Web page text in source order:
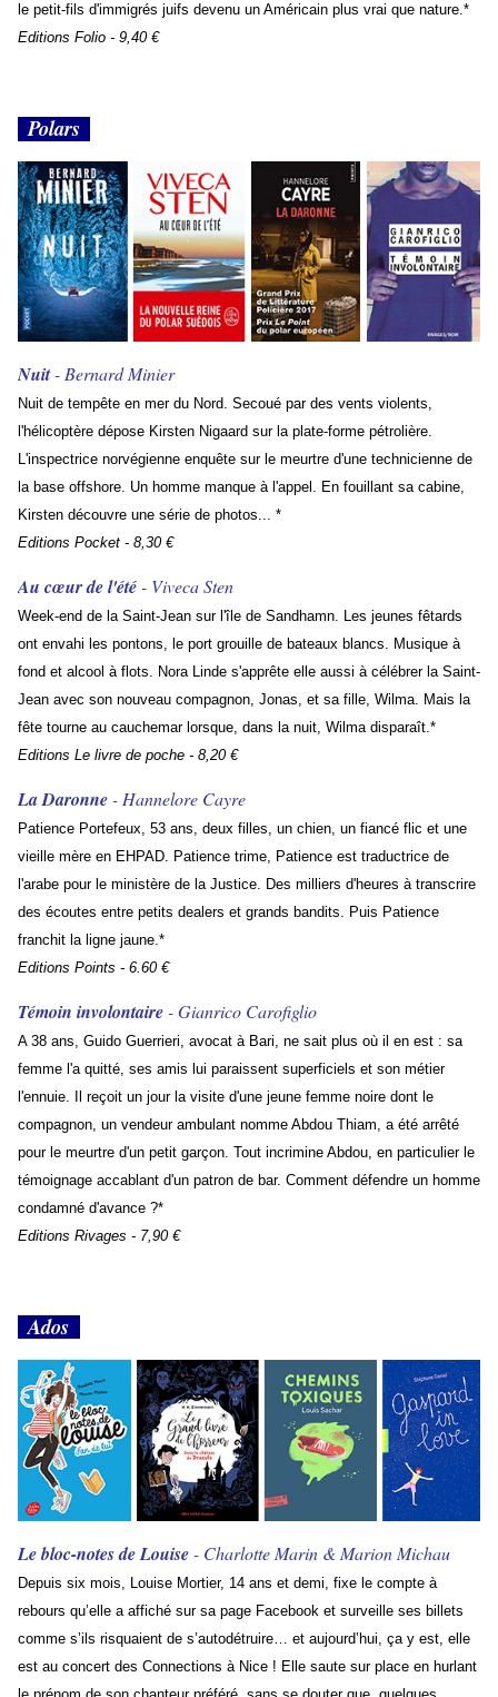
le petit-fils d'immigrés juifs devenu un Américain plus vrai que nature.*
Editions Folio - 9,40 €
Polars
Nuit- Bernard Minier
Nuit de tempête en mer du Nord. Secoué par des vents violents,
l'hélicoptère dépose Kirsten Nigaard sur la plate-forme pétrolière.
L'inspectrice norvégienne enquête sur le meurtre d'une technicienne de
la base offshore. Un homme manque à l'appel. En fouillant sa cabine,
Kirsten découvre une série de photos... *
Editions Pocket - 8,30 €
Au cœur de l'été - Viveca Sten
Week-end de la Saint-Jean sur l'île de Sandhamn. Les jeunes fêtards
ont envahi les pontons, le port grouille de bateaux blancs. Musique à
fond et alcool à flots. Nora Linde s'apprête elle aussi à célébrer la Saint-
Jean avec son nouveau compagnon, Jonas, et sa fille, Wilma. Mais la
fête tourne au cauchemar lorsque, dans la nuit, Wilma disparaît.*
Editions Le livre de poche - 8,20 €
La Daronne - Hannelore Cayre
Patience Portefeux, 53 ans, deux filles, un chien, un fiancé flic et une
vieille mère en EHPAD. Patience trime, Patience est traductrice de
l'arabe pour le ministère de la Justice. Des milliers d'heures à transcrire
des écoutes entre petits dealers et grands bandits. Puis Patience
franchit la ligne jaune.*
Editions Points - 6.60 €
Témoin involontaire - Gianrico Carofiglio
A 38 ans, Guido Guerrieri, avocat à Bari, ne sait plus où il en est : sa
femme l'a quitté, ses amis lui paraissent superficiels et son métier
l'ennuie. Il reçoit un jour la visite d'une jeune femme noire dont le
compagnon, un vendeur ambulant nomme Abdou Thiam, a été arrêté
pour le meurtre d'un petit garçon. Tout incrimine Abdou, en particulier le
témoignage accablant d'un patron de bar. Comment défendre un homme
condamné d'avance ?*
Editions Rivages - 7,90 €
Ados
Le bloc-notes de Louise - Charlotte Marin & Marion Michau
Depuis six mois, Louise Mortier, 14 ans et demi, fixe le compte à
rebours qu’elle a affiché sur sa page Facebook et surveille ses billets
comme s’ils risquaient de s’autodétruire… et aujourd’hui, ça y est, elle
est au concert des Connections à Nice ! Elle saute sur place en hurlant